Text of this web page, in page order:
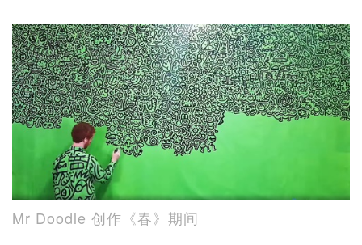
Mr Doodle 创作《春》期间